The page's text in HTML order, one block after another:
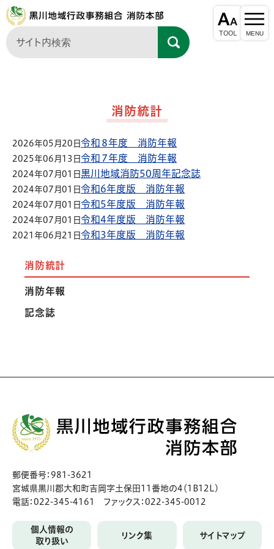
消防統計
2026年05月20日 令和８年度 消防年報
2025年06月13日 令和７年度 消防年報
2024年07月01日 黒川地域消防50周年記念誌
2024年07月01日 令和6年度版 消防年報
2024年07月01日 令和5年度版 消防年報
2024年07月01日 令和4年度版 消防年報
2021年06月21日 令和3年度版 消防年報
消防統計
消防年報
記念誌
郵便番号：981-3621
宮城県黒川郡大和町吉岡字土保田11番地の4（1B12L)
電話：022-345-4161 ファックス：022-345-0012
個人情報の
取り扱い
リンク集 サイトマップ